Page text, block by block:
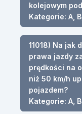
kolejowym
Kategorie: A,
11018) Na jak
prawa jazdy
prędkości na
niż 50 km/h
pojazdem?
Kategorie: A,